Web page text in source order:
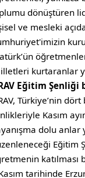
dönüştüren
ve mesleki
kurtaranlar
Eğitim Şenliği
Türkiye’nin
Kasım
dolu anlar
Eğitim
katılması
tarihinde